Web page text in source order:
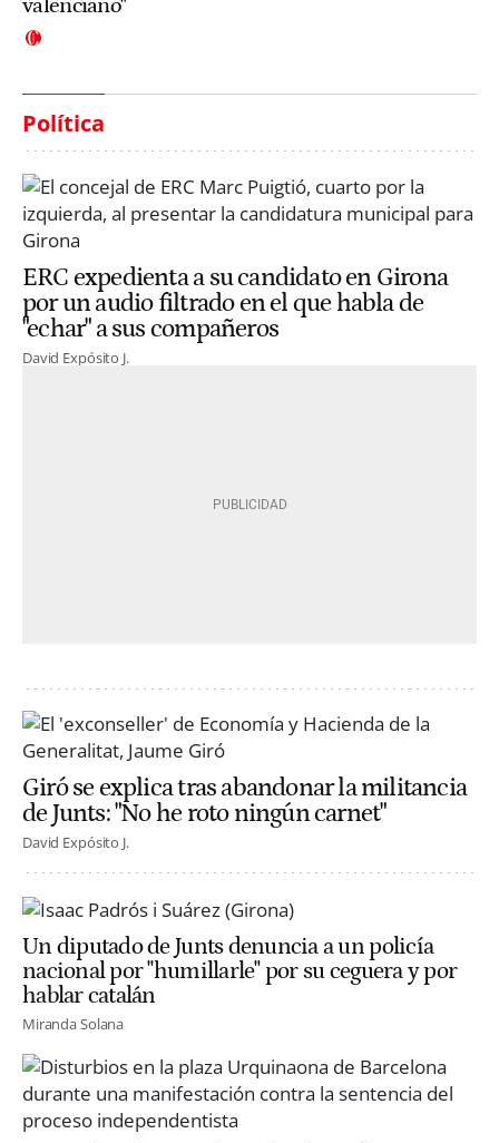
valenciano"
Política
ERC expedienta a su candidato en Girona
por un audio filtrado en el que habla de
"echar" a sus compañeros
David Expósito J.
Giró se explica tras abandonar la militancia
de Junts: "No he roto ningún carnet"
David Expósito J.
Un diputado de Junts denuncia a un policía
nacional por "humillarle" por su ceguera y por
hablar catalán
Miranda Solana